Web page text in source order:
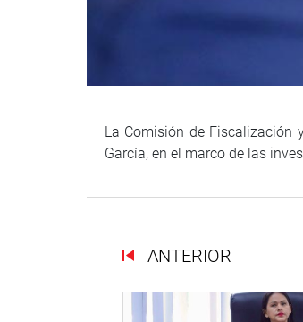
La Comisión de Fiscalización
García, en el marco de las
ANTERIOR